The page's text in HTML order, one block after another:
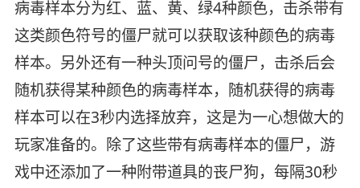
病毒样本分为红、蓝、黄、绿4种颜色，击杀带有
这类颜色符号的僵尸就可以获取该种颜色的病毒
样本。另外还有一种头顶问号的僵尸，击杀后会
随机获得某种颜色的病毒样本，随机获得的病毒
样本可以在3秒内选择放弃，这是为一心想做大的
玩家准备的。除了这些带有病毒样本的僵尸，游
戏中还添加了一种附带道具的丧尸狗，每隔30秒